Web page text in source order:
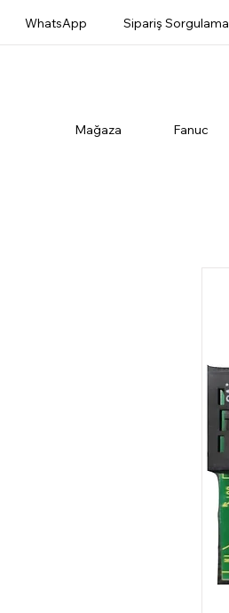
WhatsApp Sipariş Sorgulama
Mağaza Fanuc